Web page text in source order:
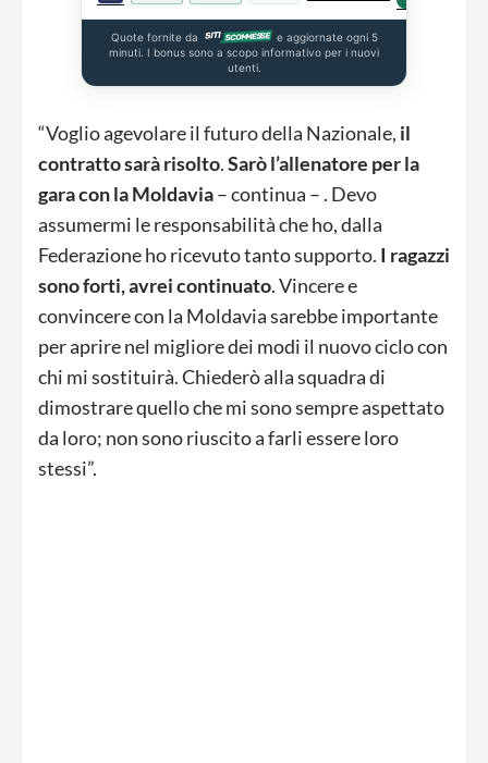
Quote fornite da
e aggiornate ogni 5
minuti. I bonus sono a scopo informativo per i nuovi
utenti.
“Voglio agevolare il futuro della Nazionale, il
contratto sarà risolto.Sarò l’allenatore per la
gara con la Moldavia– continua – . Devo
assumermi le responsabilità che ho, dalla
Federazione ho ricevuto tanto supporto. I ragazzi
sono forti, avrei continuato. Vincere e
convincere con la Moldavia sarebbe importante
per aprire nel migliore dei modi il nuovo ciclo con
chi mi sostituirà. Chiederò alla squadra di
dimostrare quello che mi sono sempre aspettato
da loro; non sono riuscito a farli essere loro
stessi”.